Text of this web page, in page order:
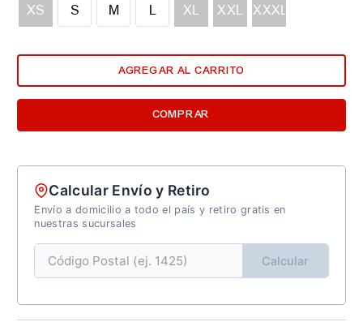
S L
M XL
XS XXL XXXL
AGREGAR AL CARRITO
COMPRAR
Calcular Envío y Retiro
Envío a domicilio a todo el país y retiro gratis en
nuestras sucursales
Calcular